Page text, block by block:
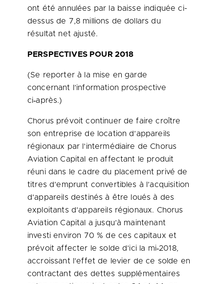
ont été annulées par la baisse indiquée ci-
dessus de 7,8 millions de dollars du
résultat net ajusté.
PERSPECTIVES POUR 2018
(Se reporter à la mise en garde
concernant l’information prospective
ci‑après.)
Chorus prévoit continuer de faire croître
son entreprise de location d’appareils
régionaux par l’intermédiaire de Chorus
Aviation Capital en affectant le produit
réuni dans le cadre du placement privé de
titres d’emprunt convertibles à l’acquisition
d’appareils destinés à être loués à des
exploitants d’appareils régionaux. Chorus
Aviation Capital a jusqu’à maintenant
investi environ 70 % de ces capitaux et
prévoit affecter le solde d’ici la mi‑2018,
accroissant l’effet de levier de ce solde en
contractant des dettes supplémentaires